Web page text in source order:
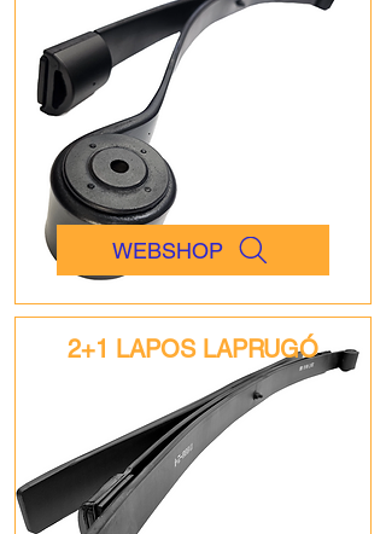
WEBSHOP
2+1 LAPOS LAPRUGÓ